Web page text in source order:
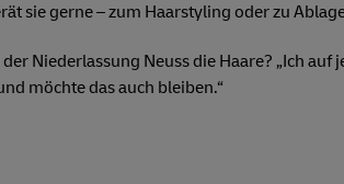
sie gerne – zum Haarstyling oder zu
Niederlassung Neuss die Haare? „Ich auf
möchte das auch bleiben.“